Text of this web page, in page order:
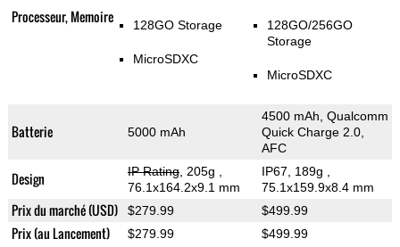
Processeur, Memoire 128GO Storage
MicroSDXC
128GO/256GO
Storage
MicroSDXC
Batterie 5000 mAh
4500 mAh, Qualcomm
Quick Charge 2.0,
AFC
Design IP Rating, 205g
76.1x164.2x9.1 mm
IP67, 189g
75.1x159.9x8.4 mm
Prix du marché (USD) $279.99 $499.99
Prix (au Lancement) $279.99 $499.99